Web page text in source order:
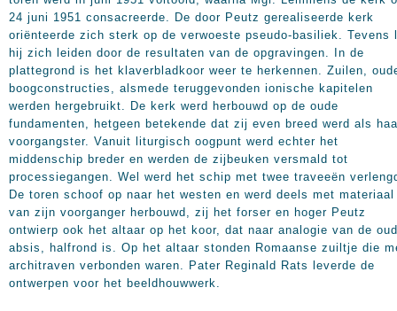
24 juni 1951 consacreerde. De door Peutz gerealiseerde kerk
oriënteerde zich sterk op de verwoeste pseudo-basiliek. Tevens
hij zich leiden door de resultaten van de opgravingen. In de
plattegrond is het klaverbladkoor weer te herkennen. Zuilen,
boogconstructies, alsmede teruggevonden ionische kapitelen
werden hergebruikt. De kerk werd herbouwd op de oude
fundamenten, hetgeen betekende dat zij even breed werd als
voorgangster. Vanuit liturgisch oogpunt werd echter het
middenschip breder en werden de zijbeuken versmald tot
processiegangen. Wel werd het schip met twee traveeën
De toren schoof op naar het westen en werd deels met materiaal
van zijn voorganger herbouwd, zij het forser en hoger Peutz
ontwierp ook het altaar op het koor, dat naar analogie van de
absis, halfrond is. Op het altaar stonden Romaanse zuiltje die
architraven verbonden waren. Pater Reginald Rats leverde de
ontwerpen voor het beeldhouwwerk.